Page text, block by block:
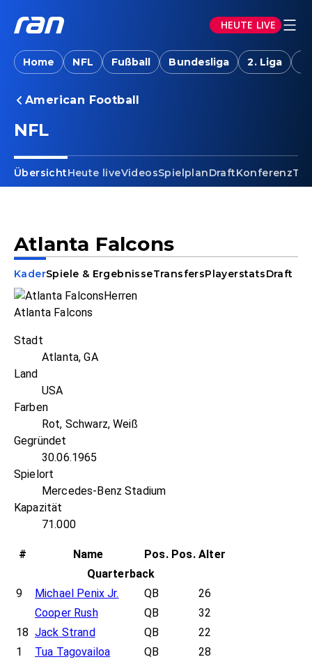
HEUTE LIVE
Home NFL Fußball Bundesliga 2. Liga
American Football
NFL
ÜbersichtHeute liveVideosSpielplanDraftKonferenz
Atlanta Falcons
KaderSpiele & ErgebnisseTransfersPlayerstatsDraft
Atlanta Falcons
Stadt
Atlanta, GA
Land
USA
Farben
Rot, Schwarz, Weiß
Gegründet
30.06.1965
Spielort
Mercedes-Benz Stadium
Kapazität
71.000
# Name Pos. Pos. Alter
Quarterback
9
Michael Penix Jr. QB
26
Cooper Rush
QB
32
18 Jack Strand QB
22
1
Tua Tagovailoa QB
28